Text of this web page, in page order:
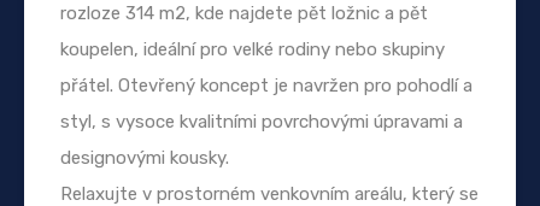
rozloze 314 m2, kde najdete pět ložnic a pět
koupelen, ideální pro velké rodiny nebo skupiny
přátel. Otevřený koncept je navržen pro pohodlí a
styl, s vysoce kvalitními povrchovými úpravami a
designovými kousky.
Relaxujte v prostorném venkovním areálu, který se